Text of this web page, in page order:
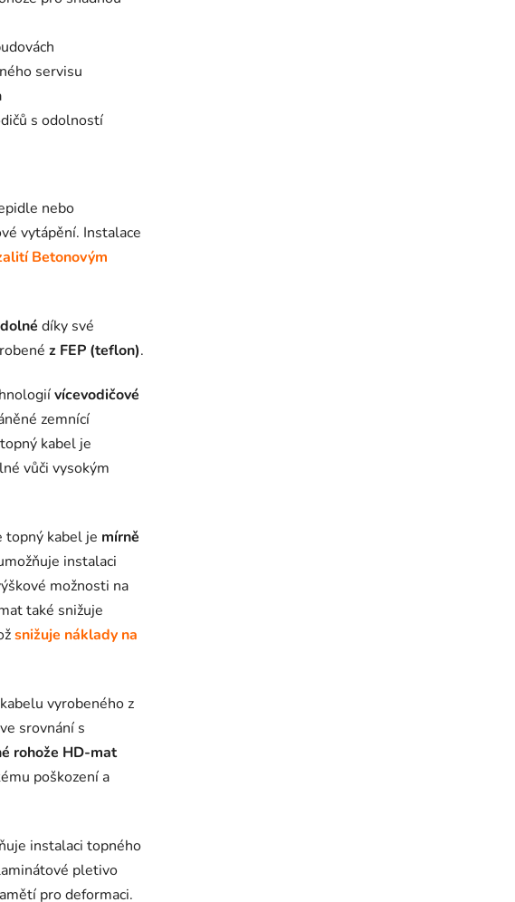
servisu
s odolností
nebo
vytápění. Instalace
Betonovým
díky své
z FEP (teflon).
vícevodičové
zemnící
kabel je
vůči vysokým
topný kabel je mírně
instalaci
možnosti na
také snižuje
snižuje náklady na
vyrobeného z
srovnání s
rohože HD-mat
poškození a
instalaci topného
pletivo
pro deformaci.